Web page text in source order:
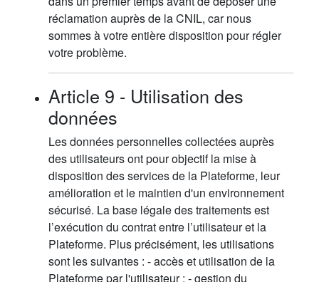
réclamation auprès de la CNIL, car nous
sommes à votre entière disposition pour régler
votre problème.
Article 9 - Utilisation des
données
Les données personnelles collectées auprès
des utilisateurs ont pour objectif la mise à
disposition des services de la Plateforme, leur
amélioration et le maintien d'un environnement
sécurisé. La base légale des traitements est
l’exécution du contrat entre l’utilisateur et la
Plateforme. Plus précisément, les utilisations
sont les suivantes : - accès et utilisation de la
Plateforme par l'utilisateur ; - gestion du